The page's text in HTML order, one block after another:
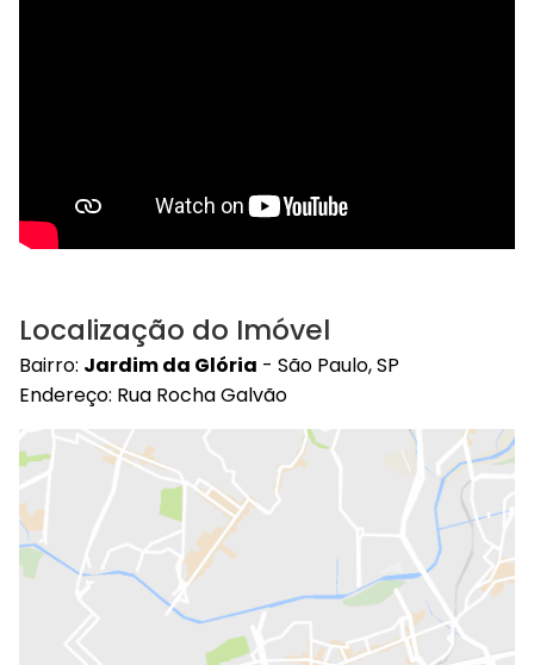
Localização do Imóvel
Bairro: Jardim da Glória - São Paulo, SP
Endereço: Rua Rocha Galvão